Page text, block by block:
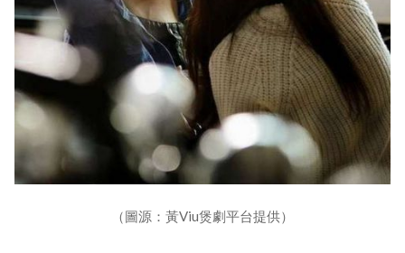
（圖源：黃Viu煲劇平台提供）